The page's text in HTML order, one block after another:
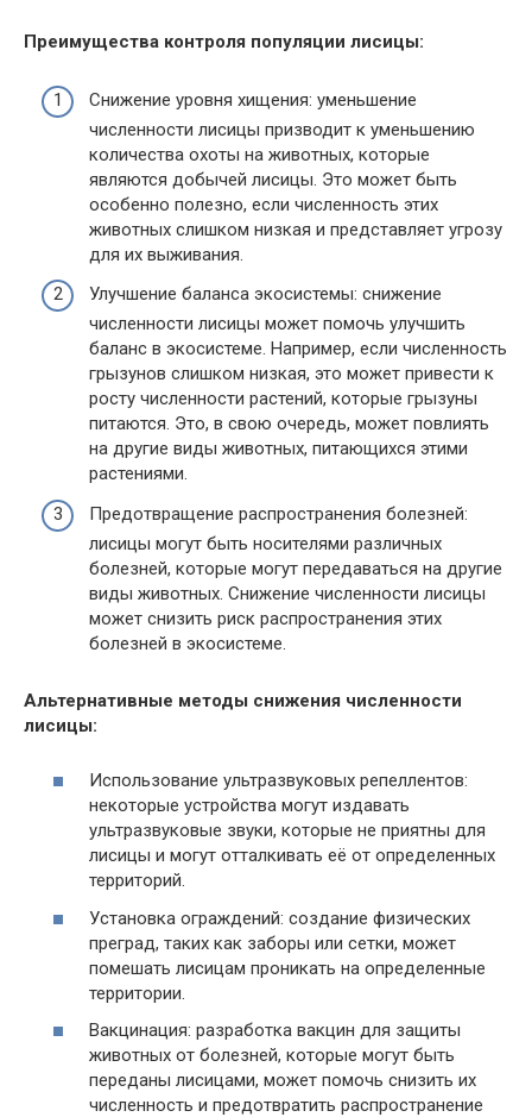
Преимущества контроля популяции лисицы:
Снижение уровня хищения: уменьшение
численности лисицы призводит к уменьшению
количества охоты на животных, которые
являются добычей лисицы. Это может быть
особенно полезно, если численность этих
животных слишком низкая и представляет угрозу
для их выживания.
Улучшение баланса экосистемы: снижение
численности лисицы может помочь улучшить
баланс в экосистеме. Например, если численность
грызунов слишком низкая, это может привести к
росту численности растений, которые грызуны
питаются. Это, в свою очередь, может повлиять
на другие виды животных, питающихся этими
растениями.
Предотвращение распространения болезней:
лисицы могут быть носителями различных
болезней, которые могут передаваться на другие
виды животных. Снижение численности лисицы
может снизить риск распространения этих
болезней в экосистеме.
Альтернативные методы снижения численности
лисицы:
Использование ультразвуковых репеллентов:
некоторые устройства могут издавать
ультразвуковые звуки, которые не приятны для
лисицы и могут отталкивать её от определенных
территорий.
Установка ограждений: создание физических
преград, таких как заборы или сетки, может
помешать лисицам проникать на определенные
территории.
Вакцинация: разработка вакцин для защиты
животных от болезней, которые могут быть
переданы лисицами, может помочь снизить их
численность и предотвратить распространение